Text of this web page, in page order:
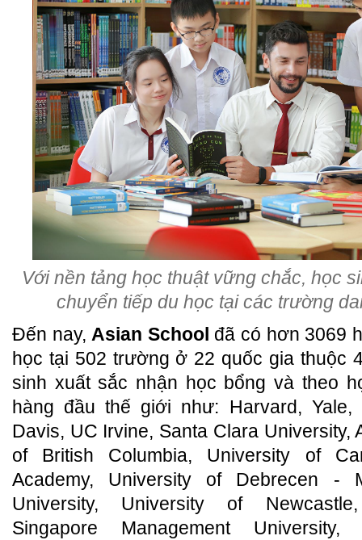
Với nền tảng học thuật vững chắc, học
chuyển tiếp du học tại các trường
Đến nay, Asian School đã có hơn 3069
học tại 502 trường ở 22 quốc gia thuộc
sinh xuất sắc nhận học bổng và theo
hàng đầu thế giới như: Harvard, Yale,
Davis, UC Irvine, Santa Clara University,
of British Columbia, University of
Academy, University of Debrecen -
University, University of
Singapore Management